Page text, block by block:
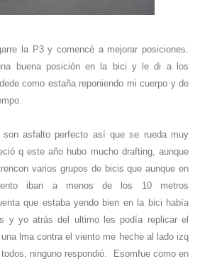
la P3 y comencé a mejorar posiciones.
buena posición en la bici y le di a los
como estaña reponiendo mi cuerpo y de
asfalto perfecto así que se rueda muy
q este año hubo mucho drafting, aunque
varios grupos de bicis que aunque en
iban a menos de los 10 metros
que estaba yendo bien en la bici había
y yo atrás del ultimo les podía replicar el
lma contra el viento me heche al lado izq
ninguno respondió. Esomfue como en